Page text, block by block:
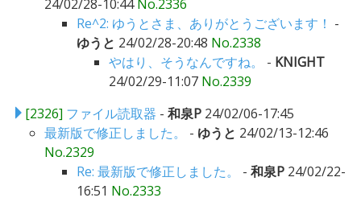
24/02/28-10:44No.2336
Re^2: ゆうとさま、ありがとうございます！ -
ゆうと 24/02/28-20:48 No.2338
やはり、そうなんですね。
- KNIGHT
24/02/29-11:07 No.2339
[2326] ファイル読取器 - 和泉P 24/02/06-17:45
最新版で修正しました。
- ゆうと 24/02/13-12:46
No.2329
Re: 最新版で修正しました。
- 和泉P 24/02/22-
16:51 No.2333